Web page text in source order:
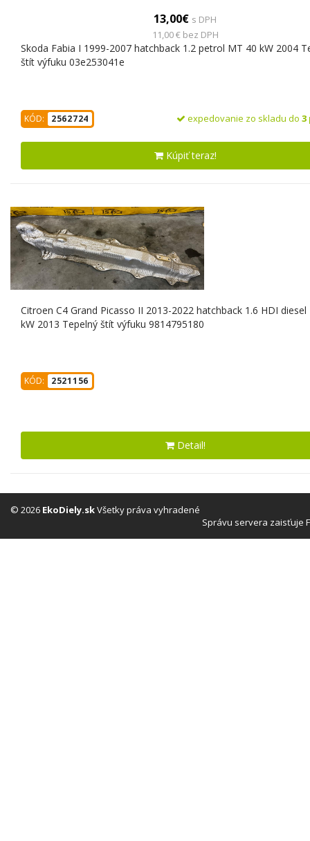
13,00€ s DPH
11,00 € bez DPH
Skoda Fabia I 1999-2007 hatchback 1.2 petrol MT 40 kW 2004
štít výfuku 03e253041e
KÓD: 2562724 expedovanie zo skladu do 3
Kúpiť teraz!
Citroen C4 Grand Picasso II 2013-2022 hatchback 1.6 HDI
kW 2013 Tepelný štít výfuku 9814795180
KÓD: 2521156
Detail!
© 2026 EkoDiely.skVšetky práva vyhradené
Správu servera zaisťuje